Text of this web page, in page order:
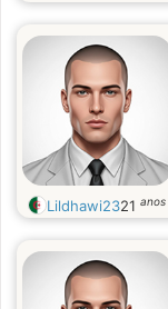
Lildhawi2321 anos